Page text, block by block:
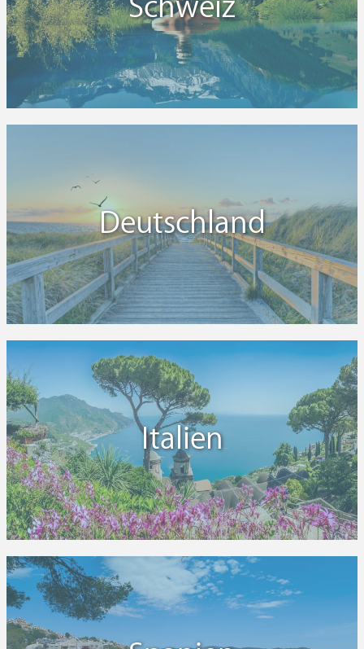
Schweiz
Deutschland
Italien